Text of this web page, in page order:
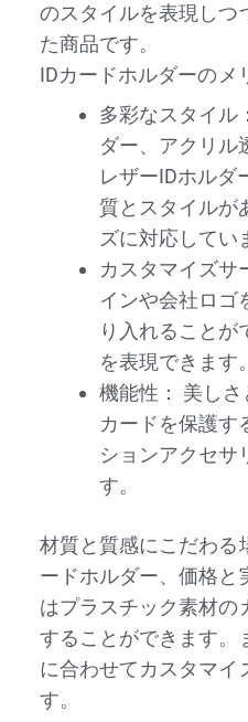
のスタイルを表現しつ
た商品です。
IDカードホルダーのメ
多彩なスタイル：
ダー、アクリル
レザーIDホルダ
質とスタイルが
ズに対応してい
カスタマイズサ
インや会社ロゴ
り入れること
を表現できます。
機能性：
美しさ
カードを保護す
ションアクセサ
す。
材質と質感にこだわる
ードホルダー、価格と
はプラスチック素材の
することができます。
に合わせてカスタマイ
す。